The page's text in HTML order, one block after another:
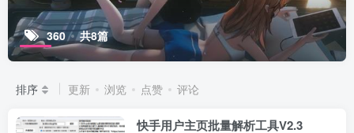
360 共8篇
排序 更新 浏览 点赞 评论
快手用户主页批量解析工具V2.3